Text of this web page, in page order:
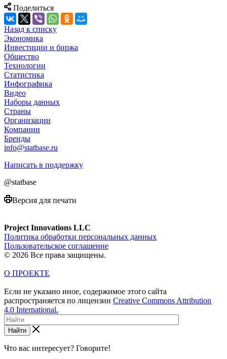
Поделиться
Назад к списку
Экономика
Инвестиции и биржа
Общество
Технологии
Cтатистика
Инфографика
Видео
Наборы данных
Страны
Организации
Компании
Бренды
info@statbase.ru
Написать в поддержку
@statbase
Версия для печати
Project Innovations LLC
Политика обработки персональных данных
Пользовательское соглашение
© 2026 Все права защищены.
О ПРОЕКТЕ
Если не указано иное, содержимое этого сайта
распространяется по лицензии Creative Commons Attribution
4.0 International.
Найти
Что вас интересует? Говорите!